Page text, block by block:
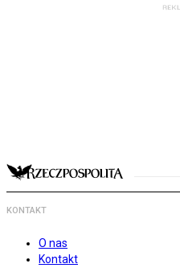
KONTAKT
O nas
Kontakt